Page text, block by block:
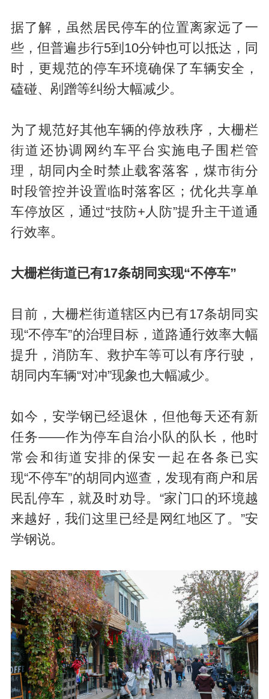
据了解，虽然居民停车的位置离家远了一
些，但普遍步行5到10分钟也可以抵达，同
时，更规范的停车环境确保了车辆安全，
磕碰、剐蹭等纠纷大幅减少。
为了规范好其他车辆的停放秩序，大栅栏
街道还协调网约车平台实施电子围栏管
理，胡同内全时禁止载客落客，煤市街分
时段管控并设置临时落客区；优化共享单
车停放区，通过“技防+人防”提升主干道通
行效率。
大栅栏街道已有17条胡同实现“不停车”
目前，大栅栏街道辖区内已有17条胡同实
现“不停车”的治理目标，道路通行效率大幅
提升，消防车、救护车等可以有序行驶，
胡同内车辆“对冲”现象也大幅减少。
如今，安学钢已经退休，但他每天还有新
任务——作为停车自治小队的队长，他时
常会和街道安排的保安一起在各条已实
现“不停车”的胡同内巡查，发现有商户和居
民乱停车，就及时劝导。“家门口的环境越
来越好，我们这里已经是网红地区了。”安
学钢说。